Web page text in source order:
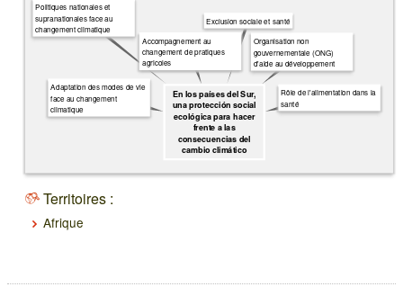
En los países del Sur,
una protección social
ecológica para hacer
frente a las
consecuencias del
cambio climático
Rôle de l'alimentation dans la
santé
Organisation non
gouvernementale (ONG)
d'aide au développement
Exclusion sociale et santé
Accompagnement au
changement de pratiques
agricoles
Politiques nationales et
supranationales face au
changement climatique
Adaptation des modes de vie
face au changement
climatique
Territoires :
Afrique